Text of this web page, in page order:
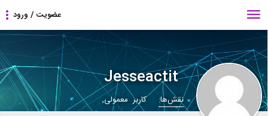
Jesseactit
نقش‌ها:
کاربر معمولی,